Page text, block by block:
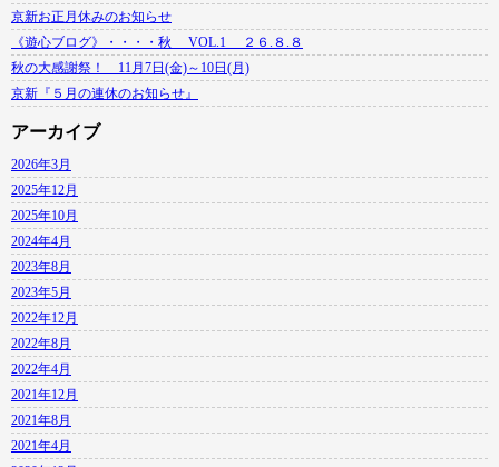
京新お正月休みのお知らせ
《遊心ブログ》・・・・秋 VOL.1 ２６.８.８
秋の大感謝祭！ 11月7日(金)～10日(月)
京新『５月の連休のお知らせ』
アーカイブ
2026年3月
2025年12月
2025年10月
2024年4月
2023年8月
2023年5月
2022年12月
2022年8月
2022年4月
2021年12月
2021年8月
2021年4月